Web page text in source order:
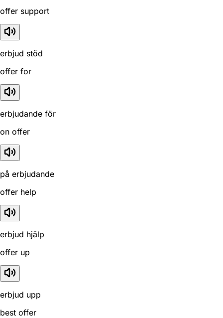
offer support
erbjud stöd
offer for
erbjudande för
on offer
på erbjudande
offer help
erbjud hjälp
offer up
erbjud upp
best offer